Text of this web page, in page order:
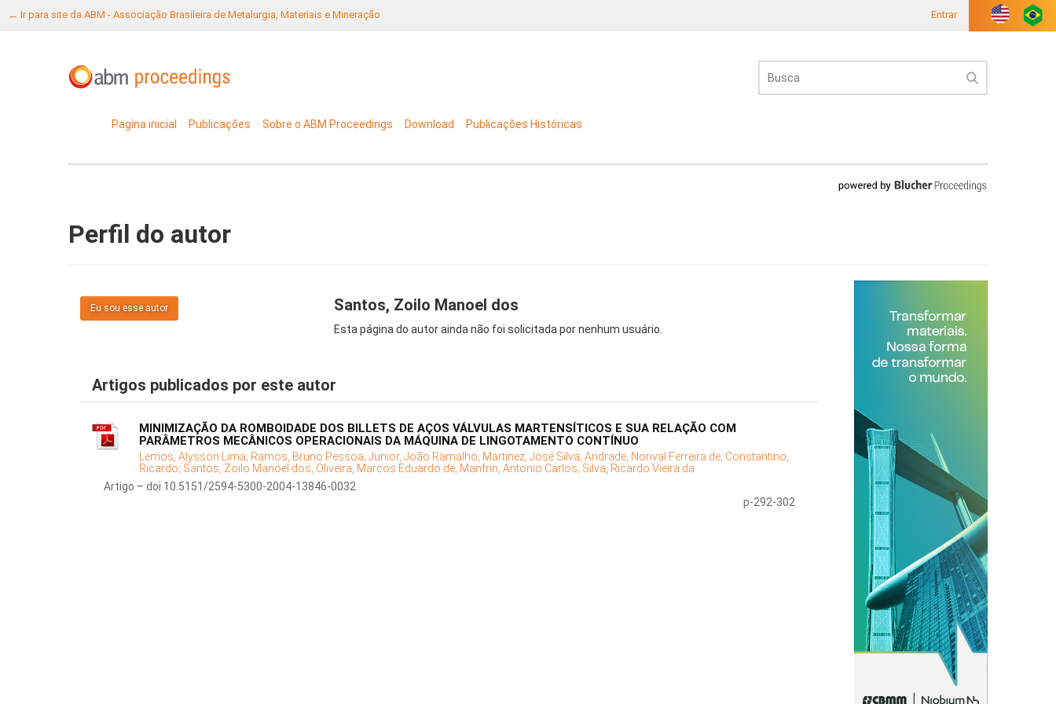
← Ir para site da ABM - Associação Brasileira de Metalurgia, Materiais e Mineração Entrar
Pagina inicial Publicações Sobre o ABM Proceedings Download Publicações Históricas
Perfil do autor
Eu sou esse autor Santos, Zoilo Manoel dos
Esta página do autor ainda não foi solicitada por nenhum usuário.
Artigos publicados por este autor
MINIMIZAÇÃO DA ROMBOIDADE DOS BILLETS DE AÇOS VÁLVULAS MARTENSÍTICOS E SUA RELAÇÃO COM
PARÂMETROS MECÂNICOS OPERACIONAIS DA MÁQUINA DE LINGOTAMENTO CONTÍNUO
Lemos, Alysson Lima; Ramos, Bruno Pessoa; Junior, João Ramalho; Martinez, José Silva; Andrade, Norival Ferreira de; Constantino,
Ricardo; Santos, Zoilo Manoel dos; Oliveira, Marcos Eduardo de; Manfrin, Antonio Carlos; Silva, Ricardo Vieira da
Artigo – doi 10.5151/2594-5300-2004-13846-0032
p-292-302